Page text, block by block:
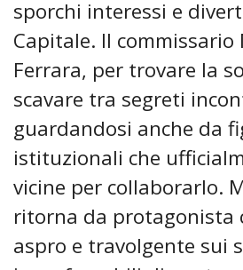
sporchi interessi e
Capitale. Il commissario
Ferrara, per trovare la
scavare tra segreti
guardandosi anche da
istituzionali che
vicine per collaborarlo.
ritorna da protagonista
aspro e travolgente sui